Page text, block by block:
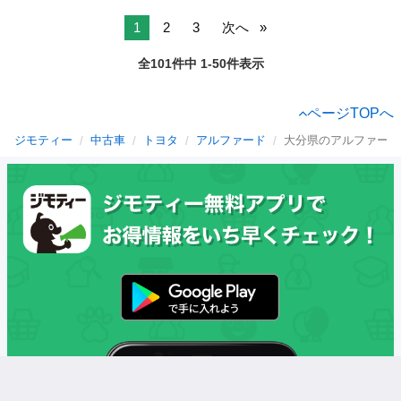
1 2 3 次へ
全101件中 1-50件表示
ページTOPへ
ジモティー 中古車 トヨタ アルファード 大分県のアルファード